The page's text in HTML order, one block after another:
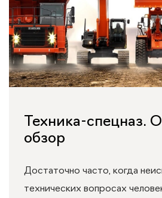
Техника-спецназ.
обзор
Достаточно часто, когда
технических вопросах